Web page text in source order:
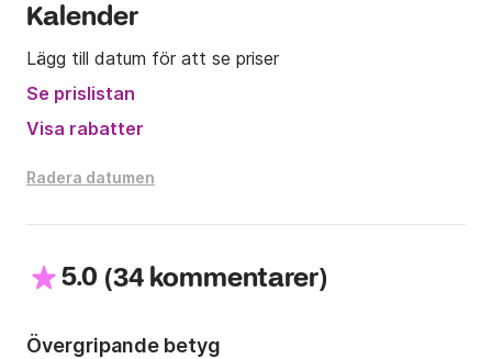
Kalender
Lägg till datum för att se priser
Se prislistan
Visa rabatter
Radera datumen
5.0 (34 kommentarer)
Övergripande betyg